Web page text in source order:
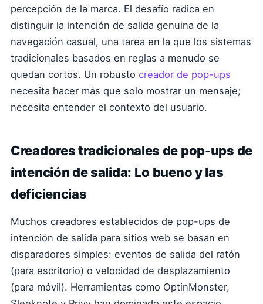
percepción de la marca. El desafío radica en
distinguir la intención de salida genuina de la
navegación casual, una tarea en la que los sistemas
tradicionales basados en reglas a menudo se
quedan cortos. Un robusto creador de pop-ups
necesita hacer más que solo mostrar un mensaje;
necesita entender el contexto del usuario.
Creadores tradicionales de pop-ups de
intención de salida: Lo bueno y las
deficiencias
Muchos creadores establecidos de pop-ups de
intención de salida para sitios web se basan en
disparadores simples: eventos de salida del ratón
(para escritorio) o velocidad de desplazamiento
(para móvil). Herramientas como OptinMonster,